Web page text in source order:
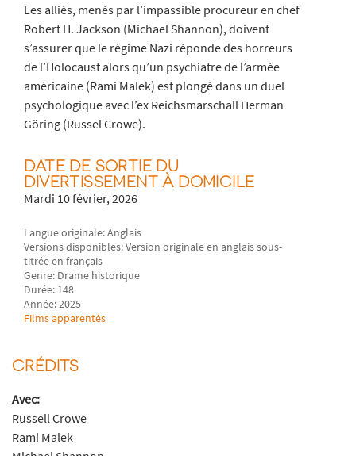
Les alliés, menés par l’impassible procureur en chef
Robert H. Jackson (Michael Shannon), doivent
s’assurer que le régime Nazi réponde des horreurs
de l’Holocaust alors qu’un psychiatre de l’armée
américaine (Rami Malek) est plongé dans un duel
psychologique avec l’ex Reichsmarschall Herman
Göring (Russel Crowe).
DATE DE SORTIE DU
DIVERTISSEMENT À DOMICILE
Mardi 10 février, 2026
Langue originale: Anglais
Versions disponibles: Version originale en anglais sous-
titrée en français
Genre: Drame historique
Durée: 148
Année: 2025
Films apparentés
CRÉDITS
Avec:
Russell Crowe
Rami Malek